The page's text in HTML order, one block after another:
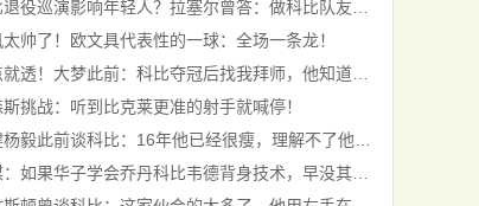
帅了！欧文具代表性的一球：全场一条龙！
斯挑战：听到比克莱更准的射手就喊停！